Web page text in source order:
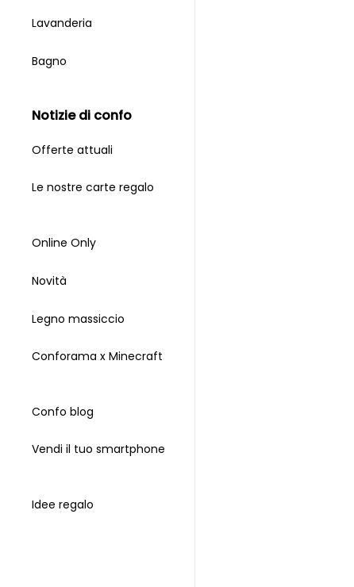
Lavanderia
Bagno
notizie di confo
Offerte attuali
Le nostre carte regalo
Online Only
Novità
Legno massiccio
Conforama x Minecraft
Confo blog
Vendi il tuo smartphone
Idee regalo